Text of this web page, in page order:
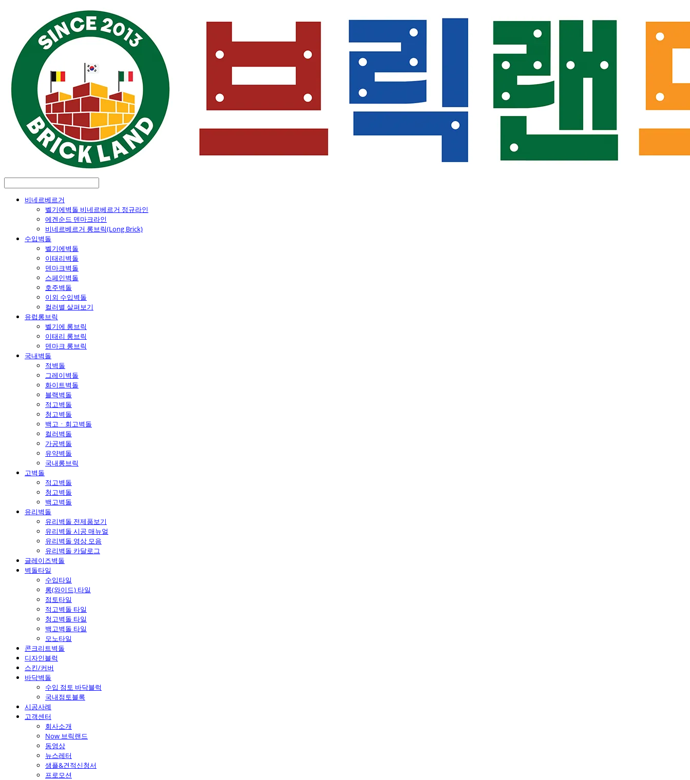
비네르베르거
벨기에벽돌 비네르베르거 정규라인
에겐순드 덴마크라인
비네르베르거 롱브릭(Long Brick)
수입벽돌
벨기에벽돌
이태리벽돌
덴마크벽돌
스페인벽돌
호주벽돌
이외 수입벽돌
컬러별 살펴보기
유럽롱브릭
벨기에 롱브릭
이태리 롱브릭
덴마크 롱브릭
국내벽돌
적벽돌
그레이벽돌
화이트벽돌
블랙벽돌
적고벽돌
청고벽돌
백고ㆍ회고벽돌
컬러벽돌
가공벽돌
유약벽돌
국내롱브릭
고벽돌
적고벽돌
청고벽돌
백고벽돌
유리벽돌
유리벽돌 전제품보기
유리벽돌 시공 매뉴얼
유리벽돌 영상 모음
유리벽돌 카달로그
글레이즈벽돌
벽돌타일
수입타일
롱(와이드) 타일
점토타일
적고벽돌 타일
청고벽돌 타일
백고벽돌 타일
모노타일
콘크리트벽돌
디자인블럭
스킨/커버
바닥벽돌
수입 점토 바닥블럭
국내점토블록
시공사례
고객센터
회사소개
Now 브릭랜드
동영상
뉴스레터
샘플&견적신청서
프로모션